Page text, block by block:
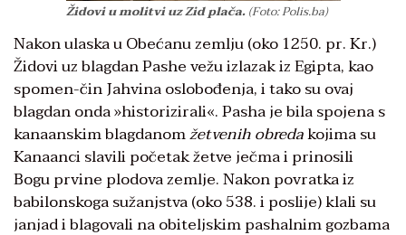
Židovi u molitvi uz Zid plača.(Foto: Polis.ba)
Nakon ulaska u Obećanu zemlju (oko 1250. pr. Kr.)
Židovi uz blagdan Pashe vežu izlazak iz Egipta, kao
spomen-čin Jahvina oslobođenja, i tako su ovaj
blagdan onda »historizirali«. Pasha je bila spojena s
kanaanskim blagdanomžetvenih obredakojima su
Kanaanci slavili početak žetve ječma i prinosili
Bogu prvine plodova zemlje. Nakon povratka iz
babilonskoga sužanjstva (oko 538. i poslije) klali su
janjad i blagovali na obiteljskim pashalnim gozbama